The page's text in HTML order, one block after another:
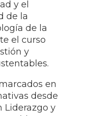
y el
de la
de la
el curso
y
en
desde
Liderazgo y